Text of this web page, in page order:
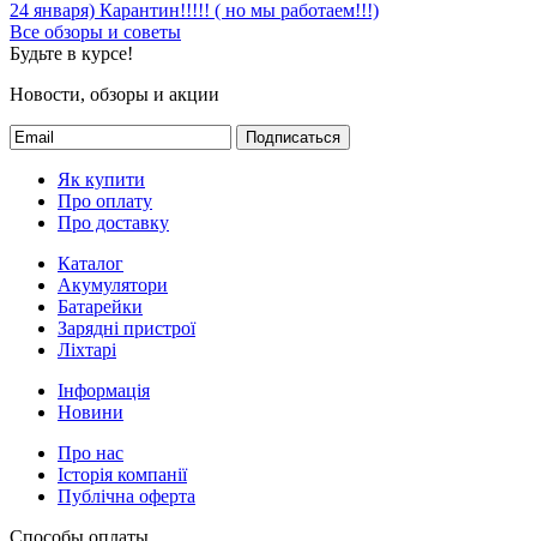
24 января) Карантин!!!!! ( но мы работаем!!!)
Все обзоры и советы
Будьте в курсе!
Новости, обзоры и акции
Подписаться
Як купити
Про оплату
Про доставку
Каталог
Акумулятори
Батарейки
Зарядні пристрої
Ліхтарі
Інформація
Новини
Про нас
Історія компанії
Публічна оферта
Способы оплаты